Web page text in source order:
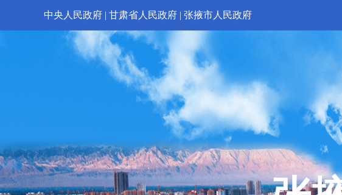
中央人民政府 | 甘肃省人民政府 | 张掖市人民政府